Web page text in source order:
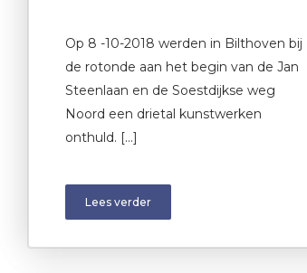
Op 8 -10-2018 werden in Bilthoven bij
de rotonde aan het begin van de Jan
Steenlaan en de Soestdijkse weg
Noord een drietal kunstwerken
onthuld. […]
Lees verder